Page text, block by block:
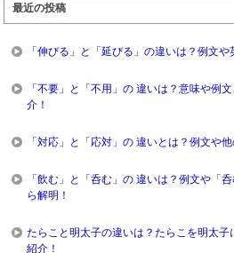
最近の投稿
「伸びる」と「延びる」の違いは？例文
「不要」と「不用」の 違いは？意味や例
介！
「対応」と「応対」の 違いとは？例文や
「飲む」と「呑む」の 違いは？例文や「
ら解明！
たらこと明太子の違いは？たらこを明太
紹介！